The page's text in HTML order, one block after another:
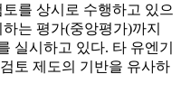
를 상시로 수행하고 있으
는 평가(중앙평가)까지
실시하고 있다. 타 유엔기
토 제도의 기반을 유사하